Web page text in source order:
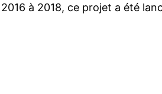
à 2018, ce projet a été